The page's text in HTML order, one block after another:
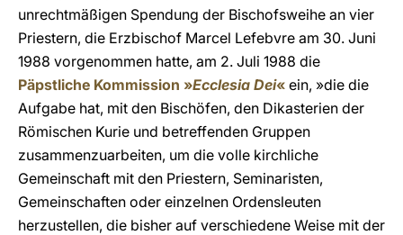
unrechtmäßigen Spendung der Bischofsweihe an vier
Priestern, die Erzbischof Marcel Lefebvre am 30. Juni
1988 vorgenommen hatte, am 2. Juli 1988 die
Päpstliche Kommission »Ecclesia Dei« ein, »die die
Aufgabe hat, mit den Bischöfen, den Dikasterien der
Römischen Kurie und betreffenden Gruppen
zusammenzuarbeiten, um die volle kirchliche
Gemeinschaft mit den Priestern, Seminaristen,
Gemeinschaften oder einzelnen Ordensleuten
herzustellen, die bisher auf verschiedene Weise mit der